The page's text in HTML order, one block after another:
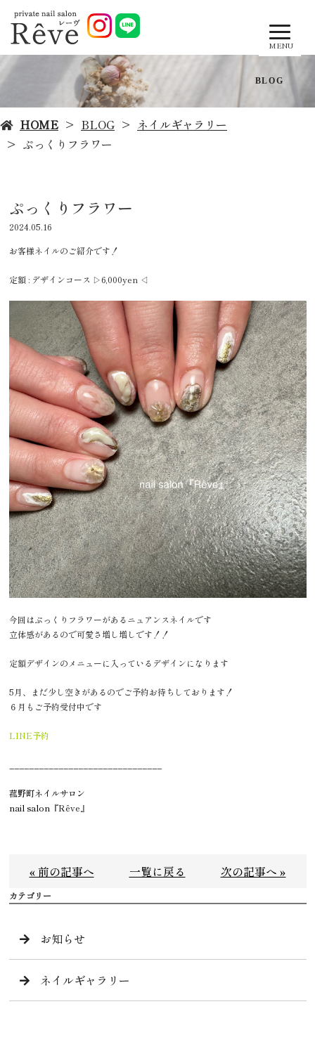
MENU
BLOG
HOME BLOG
ネイルギャラリー
ぷっくりフラワー
ぷっくりフラワー
2024.05.16
お客様ネイルのご紹介です！
定額 : デザインコース ▷6,000yen ◁
今回はぷっくりフラワーがあるニュアンスネイルです
立体感があるので可愛さ増し増しです！！
定額デザインのメニューに入っているデザインになります
5月、まだ少し空きがあるのでご予約お待ちしております！
６月もご予約受付中です
LINE予約
菰野町ネイルサロン
nail salon『Rêve』
« 前の記事へ 一覧に戻る 次の記事へ »
カテゴリー
お知らせ
ネイルギャラリー